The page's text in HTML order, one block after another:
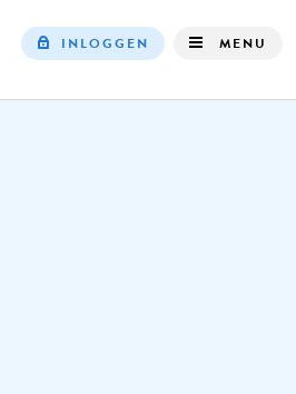
INLOGGEN MENU